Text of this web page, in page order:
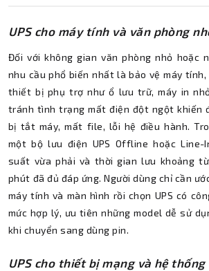
UPS cho máy tính và văn phòng
Đối với không gian văn phòng nhỏ hoặc
nhu cầu phổ biến nhất là bảo vệ máy
thiết bị phụ trợ như ổ lưu trữ, máy in
tránh tình trạng mất điện đột ngột khiến
bị tắt máy, mất file, lỗi hệ điều hành.
một bộ lưu điện UPS Offline hoặc Line-
suất vừa phải và thời gian lưu khoảng
phút đã đủ đáp ứng. Người dùng chỉ cần
máy tính và màn hình rồi chọn UPS có
mức hợp lý, ưu tiên những model dễ sử
khi chuyển sang dùng pin.
UPS cho thiết bị mạng và hệ thống